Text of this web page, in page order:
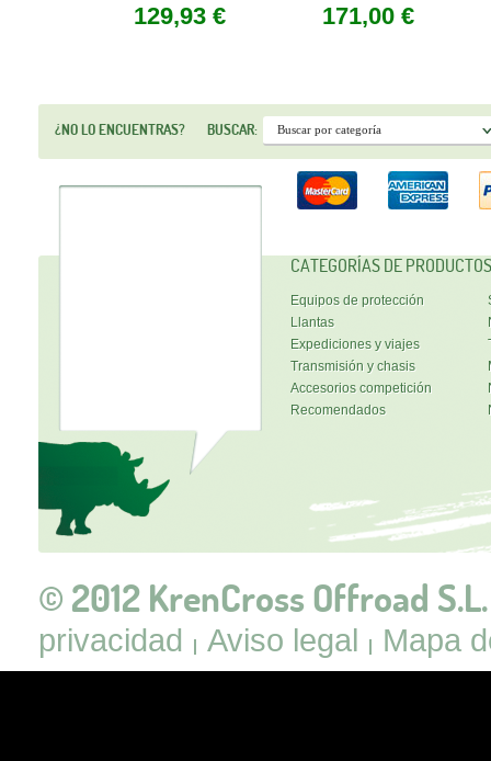
129,93 € 171,00 €
¿NO LO ENCUENTRAS? BUSCAR:
CATEGORÍAS DE PRODUCTOS
Equipos de protección
Llantas
Expediciones y viajes
Transmisión y chasis
Accesorios competición
Recomendados
© 2012 KrenCross Offroad S.L.
privacidad Aviso legal Mapa